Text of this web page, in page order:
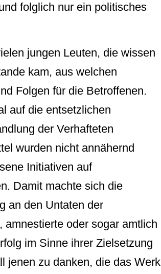
folglich nur ein politisches
jungen Leuten, die wissen
kam, aus welchen
Folgen für die Betroffenen.
auf die entsetzlichen
der Verhafteten
wurden nicht annähernd
Initiativen auf
Damit machte sich die
an den Untaten der
oder sogar amtlich
im Sinne ihrer Zielsetzung
jenen zu danken, die das Werk